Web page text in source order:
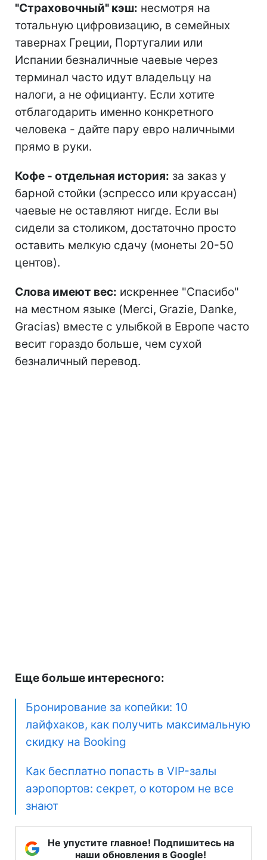
"Страховочный" кэш: несмотря на
тотальную цифровизацию, в семейных
тавернах Греции, Португалии или
Испании безналичные чаевые через
терминал часто идут владельцу на
налоги, а не официанту. Если хотите
отблагодарить именно конкретного
человека - дайте пару евро наличными
прямо в руки.
Кофе - отдельная история: за заказ у
барной стойки (эспрессо или круассан)
чаевые не оставляют нигде. Если вы
сидели за столиком, достаточно просто
оставить мелкую сдачу (монеты 20-50
центов).
Слова имеют вес: искреннее "Спасибо"
на местном языке (Merci, Grazie, Danke,
Gracias) вместе с улыбкой в Европе часто
весит гораздо больше, чем сухой
безналичный перевод.
Еще больше интересного:
Бронирование за копейки: 10
лайфхаков, как получить максимальную
скидку на Booking
Как бесплатно попасть в VIP-залы
аэропортов: секрет, о котором не все
знают
Не упустите главное! Подпишитесь на
наши обновления в Google!